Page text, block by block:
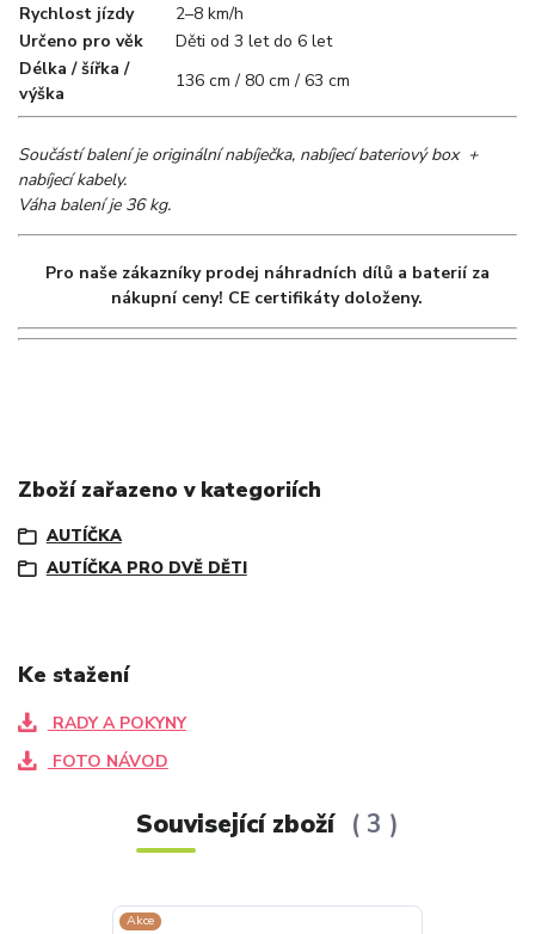
Rychlost jízdy
2–8 km/h
Určeno pro věk
Děti od 3 let do 6 let
Délka / šířka /
výška
136 cm / 80 cm / 63 cm
Součástí balení je originální nabíječka, nabíjecí bateriový box +
nabíjecí kabely.
Váha balení je 36 kg.
Pro naše zákazníky prodej náhradních dílů a baterií za
nákupní ceny! CE certifikáty doloženy.
Zboží zařazeno v kategoriích
AUTÍČKA
AUTÍČKA PRO DVĚ DĚTI
Ke stažení
RADY A POKYNY
FOTO NÁVOD
Související zboží 3
Akce